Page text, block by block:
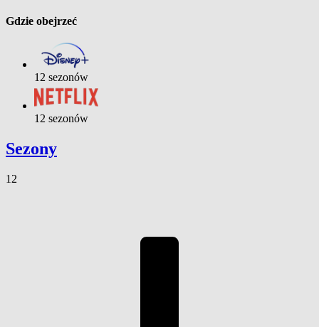
Gdzie obejrzeć
12 sezonów
12 sezonów
Sezony
12